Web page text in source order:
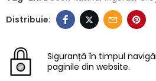
Siguranță în timpul
paginile din website.